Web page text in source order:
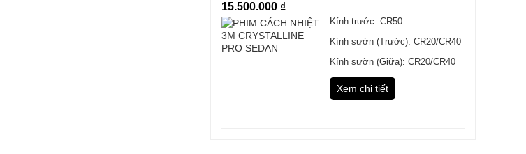
15.500.000 ₫
Kính trước: CR50
Kính sườn (Trước): CR20/CR40
Kính sườn (Giữa): CR20/CR40
Xem chi tiết